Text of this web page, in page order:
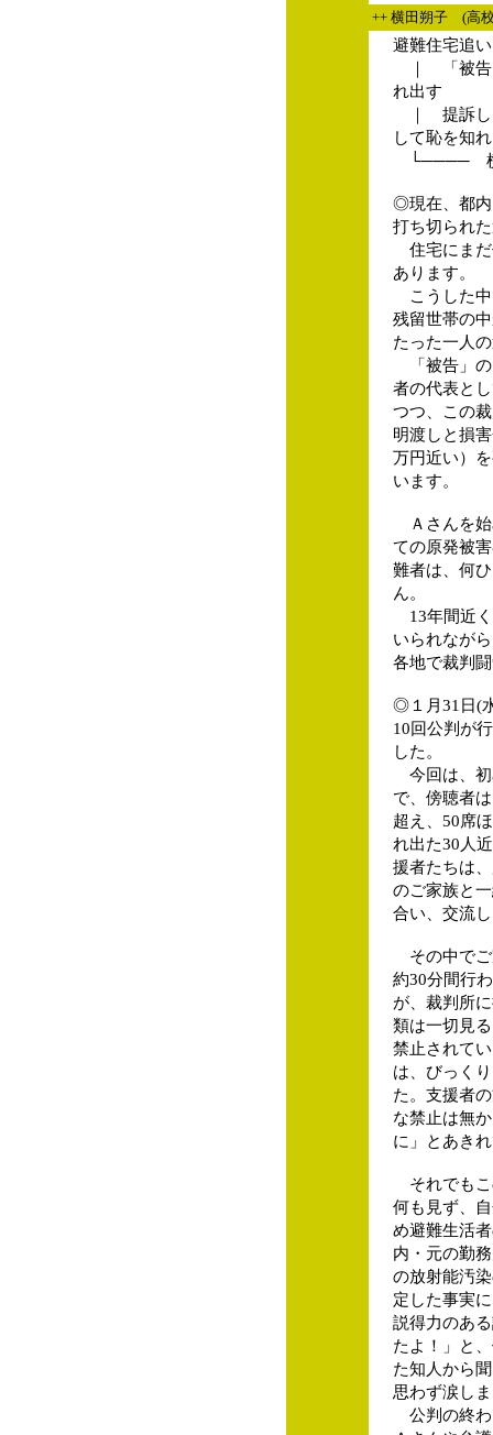
++ 横田朔子 (高
避難住宅追
｜ 「被告
れ出す
｜ 提訴し
して恥を知
└──── 横
◎現在、都内
打ち切られ
住宅にまだ
あります。
こうした中
残留世帯の
たった一人
「被告」の
者の代表と
つつ、この
明渡しと損
万円近い）
います。
Ａさんを始
ての原発被
難者は、何
ん。
13年間近く
いられなが
各地で裁判
◎１月31日(
10回公判が
した。
今回は、初
で、傍聴者
超え、50席
れ出た30人
援者たちは
のご家族と
合い、交流
その中でご
約30分間行
が、裁判所
類は一切見
禁止されて
は、びっく
た。支援者
な禁止は無
に」とあき
それでもこ
何も見ず、
め避難生活
内・元の勤
の放射能汚
定した事実
説得力のあ
たよ！」と
た知人から
思わず涙し
公判の終わ